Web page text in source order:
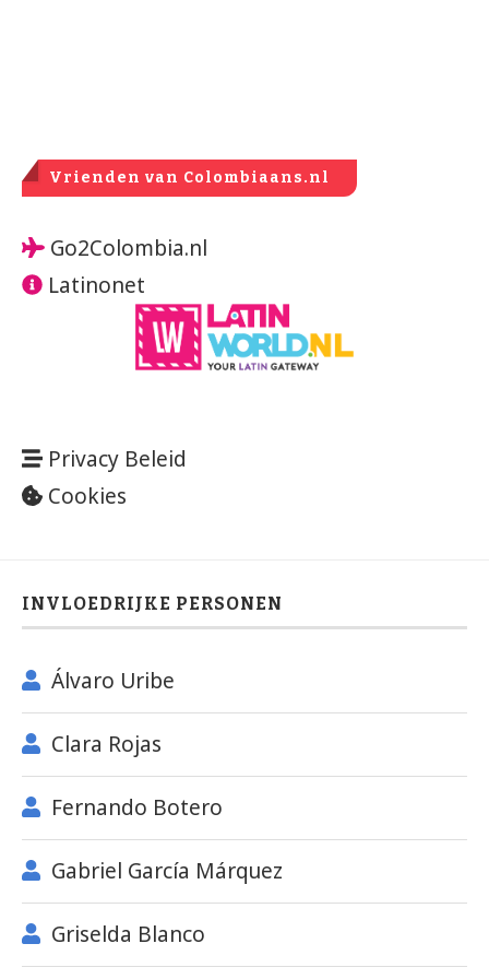
Vrienden van Colombiaans.nl
Go2Colombia.nl
Latinonet
Privacy Beleid
Cookies
INVLOEDRIJKE PERSONEN
Álvaro Uribe
Clara Rojas
Fernando Botero
Gabriel García Márquez
Griselda Blanco